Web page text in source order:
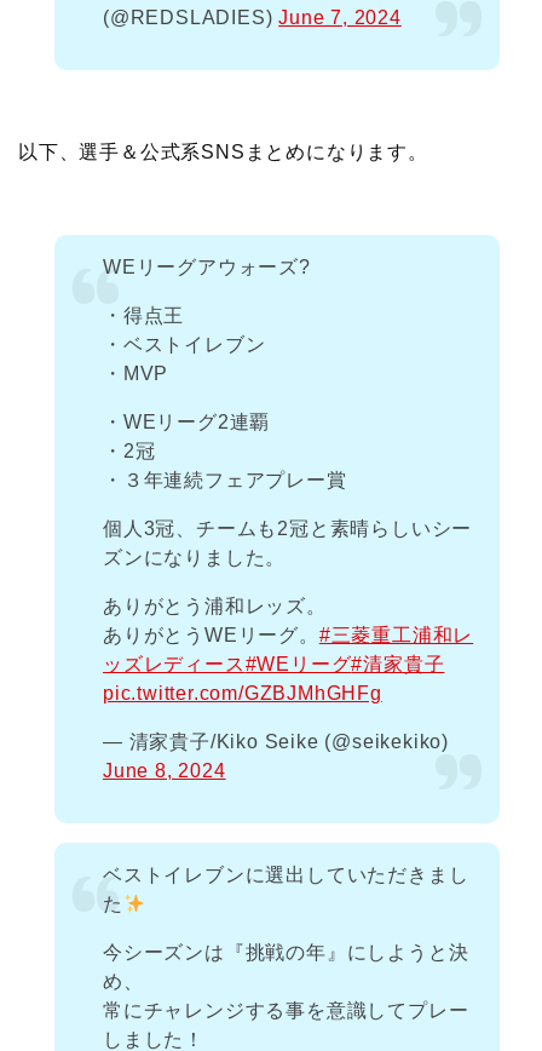
(@REDSLADIES)June 7, 2024
以下、選手＆公式系SNSまとめになります。
WEリーグアウォーズ?
・得点王
・ベストイレブン
・MVP
・WEリーグ2連覇
・2冠
・３年連続フェアプレー賞
個人3冠、チームも2冠と素晴らしいシー
ズンになりました。
ありがとう浦和レッズ。
ありがとうWEリーグ。 #三菱重工浦和レ
ッズレディース#WEリーグ#清家貴子
pic.twitter.com/GZBJMhGHFg
— 清家貴子/Kiko Seike (@seikekiko)
June 8, 2024
ベストイレブンに選出していただきまし
た
今シーズンは『挑戦の年』にしようと決
め、
常にチャレンジする事を意識してプレー
しました！